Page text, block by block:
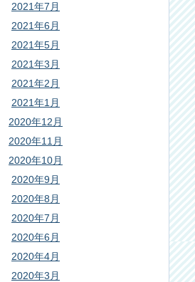
2021年7月
2021年6月
2021年5月
2021年3月
2021年2月
2021年1月
2020年12月
2020年11月
2020年10月
2020年9月
2020年8月
2020年7月
2020年6月
2020年4月
2020年3月